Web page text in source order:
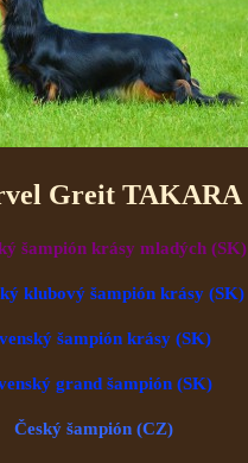
Greit TAKARA
šampión krásy mladých (SK)
klubový šampión krásy (SK)
šampión krásy (SK)
grand šampión (SK)
Český šampión (CZ)